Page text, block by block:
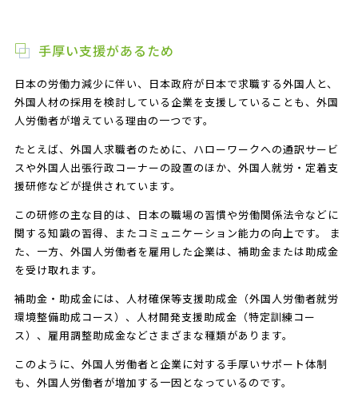
手厚い支援があるため
日本の労働力減少に伴い、日本政府が日本で求職する外国人と、
外国人材の採用を検討している企業を支援していることも、外国
人労働者が増えている理由の一つです。
たとえば、外国人求職者のために、ハローワークへの通訳サービ
スや外国人出張行政コーナーの設置のほか、外国人就労・定着支
援研修などが提供されています。
この研修の主な目的は、日本の職場の習慣や労働関係法令などに
関する知識の習得、またコミュニケーション能力の向上です。 ま
た、一方、外国人労働者を雇用した企業は、補助金または助成金
を受け取れます。
補助金・助成金には、人材確保等支援助成金（外国人労働者就労
環境整備助成コース）、人材開発支援助成金（特定訓練コー
ス）、雇用調整助成金などさまざまな種類があります。
このように、外国人労働者と企業に対する手厚いサポート体制
も、外国人労働者が増加する一因となっているのです。